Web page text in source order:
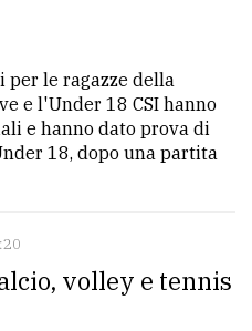
per le ragazze della
e l'Under 18 CSI hanno
e hanno dato prova di
18, dopo una partita
volley e tennis